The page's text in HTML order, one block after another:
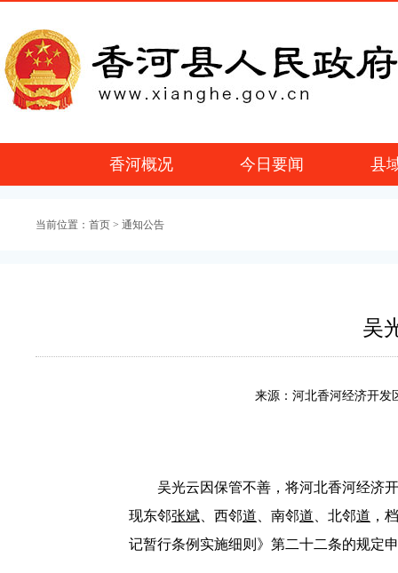
香河概况 今日要闻 县
当前位置： 首页 > 通知公告
吴
来源：河北香河经济开
吴光云因保管不善，将河北香河经济开
现东邻张斌 、西邻道 、南邻道 、北邻道 ，
记暂行条例实施细则》第二十二条的规定